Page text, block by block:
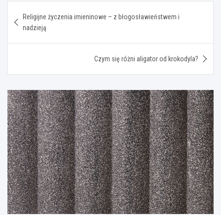
wpisu
Religijne życzenia imieninowe – z błogosławieństwem i
nadzieją
Czym się różni aligator od krokodyla?